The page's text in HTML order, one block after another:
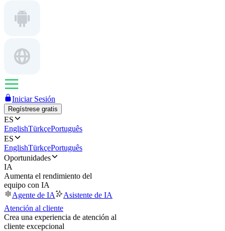
Iniciar Sesión
Regístrese gratis
ES
EnglishTürkçePortuguês
ES
EnglishTürkçePortuguês
Oportunidades
IA
Aumenta el rendimiento del
equipo con IA
Agente de IA
Asistente de IA
Atención al cliente
Crea una experiencia de atención al
cliente excepcional